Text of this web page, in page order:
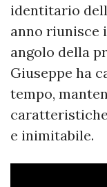
identitario
anno riunisce
angolo della
Giuseppe ha
tempo,
e inimitabile.